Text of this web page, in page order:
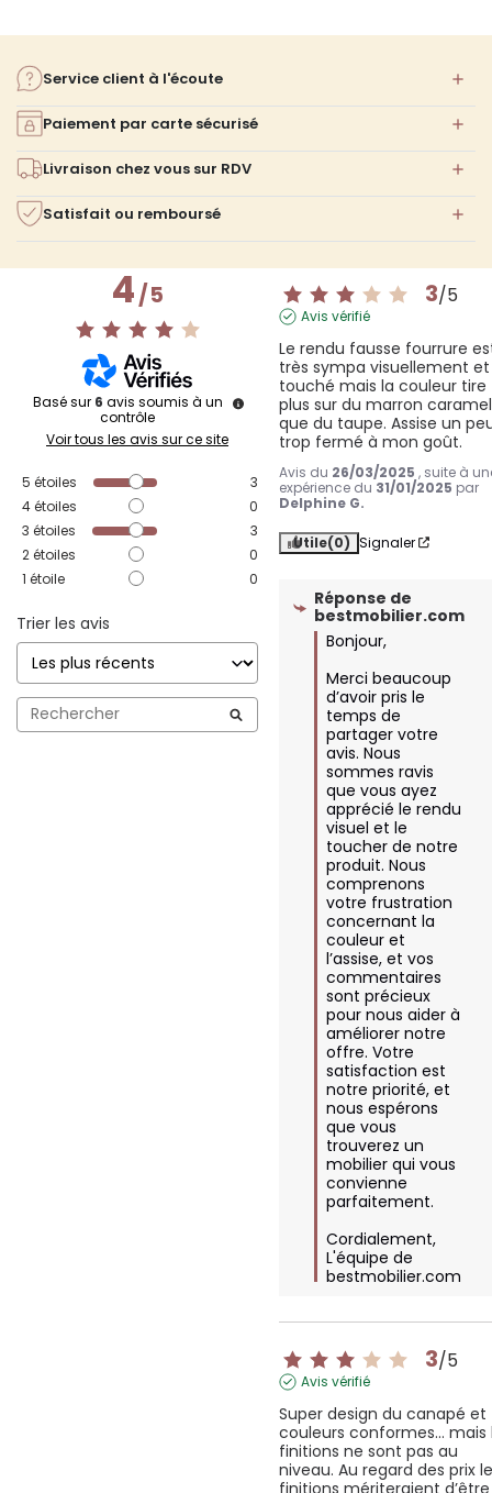
Service client à l'écoute
Paiement par carte sécurisé
Livraison chez vous sur RDV
Satisfait ou remboursé
4/5
Basé sur 6 avis soumis à un
contrôle
Voir tous les avis sur ce site
5 étoiles
3
4étoiles
0
3 étoiles
3
2étoiles
0
1 étoile 0
Trier les avis
3/5
Avis vérifié
Le rendu fausse fourrure
très sympa visuellement
touché mais la couleur tire
plus sur du marron caramel
que du taupe. Assise un
trop fermé à mon goût.
Avis du 26/03/2025 , suite à
expérience du 31/01/2025 par
Delphine G.
Utile(0) Signaler
Réponse de
bestmobilier.com
Bonjour,
Merci beaucoup
d’avoir pris le
temps de
partager votre
avis. Nous
sommes ravis
que vous ayez
apprécié le rendu
visuel et le
toucher de notre
produit. Nous
comprenons
votre frustration
concernant la
couleur et
l’assise, et vos
commentaires
sont précieux
pour nous aider à
améliorer notre
offre. Votre
satisfaction est
notre priorité, et
nous espérons
que vous
trouverez un
mobilier qui vous
convienne
parfaitement.
Cordialement,
L'équipe de
bestmobilier.com
3/5
Avis vérifié
Super design du canapé et
couleurs conformes… mais
finitions ne sont pas au
niveau. Au regard des prix
finitions mériteraient d’être